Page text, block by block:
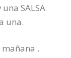
una SALSA
una.
,